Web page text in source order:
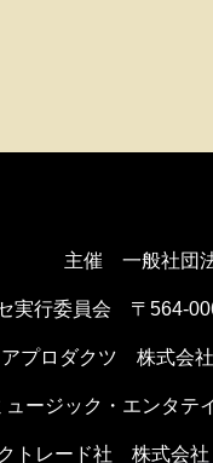
主催 一般社団
実行委員会 〒564-
アプロダクツ 株式会
ュージック・エンタテ
トレード社 株式会